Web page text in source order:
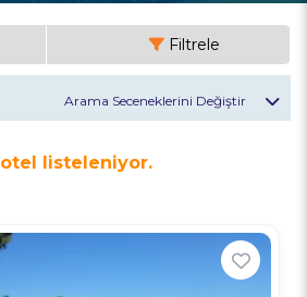
Filtrele
otel listeleniyor.